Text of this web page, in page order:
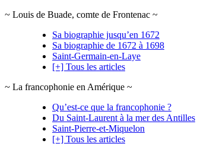
~ Louis de Buade, comte de Frontenac ~
Sa biographie jusqu’en 1672
Sa biographie de 1672 à 1698
Saint-Germain-en-Laye
[+] Tous les articles
~ La francophonie en Amérique ~
Qu’est-ce que la francophonie ?
Du Saint-Laurent à la mer des Antilles
Saint-Pierre-et-Miquelon
[+] Tous les articles